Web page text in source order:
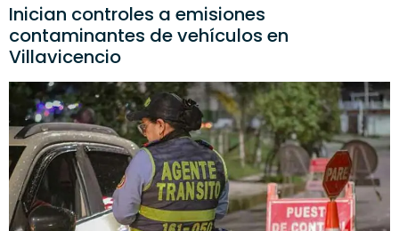
Inician controles a emisiones
contaminantes de vehículos en
Villavicencio